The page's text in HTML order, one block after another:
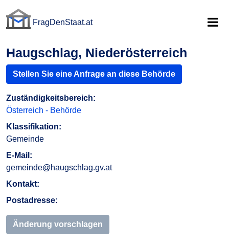
FragDenStaat.at
Haugschlag, Niederösterreich
Stellen Sie eine Anfrage an diese Behörde
Zuständigkeitsbereich:
Österreich - Behörde
Klassifikation:
Gemeinde
E-Mail:
gemeinde@haugschlag.gv.at
Kontakt:
Postadresse:
Änderung vorschlagen